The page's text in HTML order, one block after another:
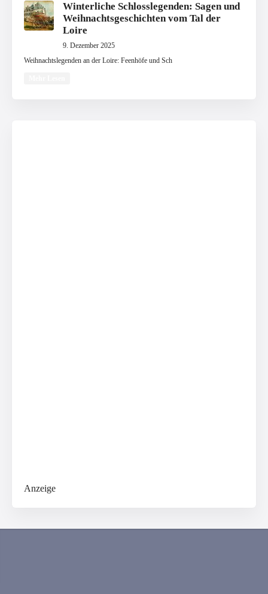
Winterliche Schlosslegenden: Sagen und
Weihnachtsgeschichten vom Tal der
Loire
9. Dezember 2025
Weihnachtslegenden an der Loire: Feenhöfe und Sch
Anzeige